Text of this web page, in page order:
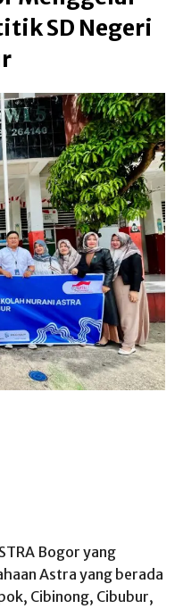
SD Negeri
Bogor yang
Astra yang berada
Cibinong, Cibubur,